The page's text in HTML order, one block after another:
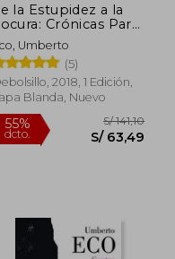
la Estupidez a la
Crónicas Para
Futuro Que Nos
/ From Stupi
to Insanity
Umberto
(5)
2018, 1 Edición,
Blanda, Nuevo